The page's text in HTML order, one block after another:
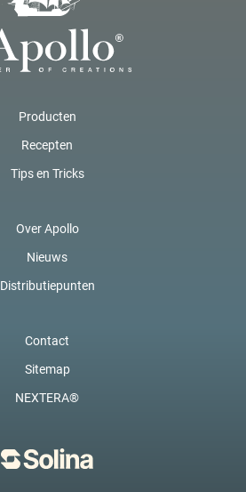
Producten
Recepten
Tips en Tricks
Over Apollo
Nieuws
Distributiepunten
Contact
Sitemap
NEXTERA®